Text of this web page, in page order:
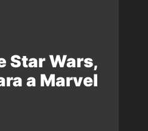
Star Wars,
a Marvel